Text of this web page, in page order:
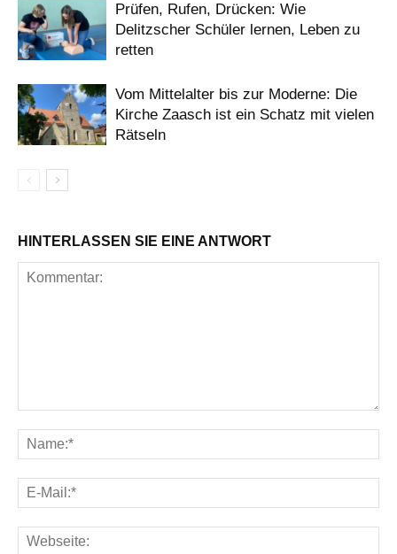
Prüfen, Rufen, Drücken: Wie
Delitzscher Schüler lernen, Leben zu
retten
Vom Mittelalter bis zur Moderne: Die
Kirche Zaasch ist ein Schatz mit vielen
Rätseln
HINTERLASSEN SIE EINE ANTWORT